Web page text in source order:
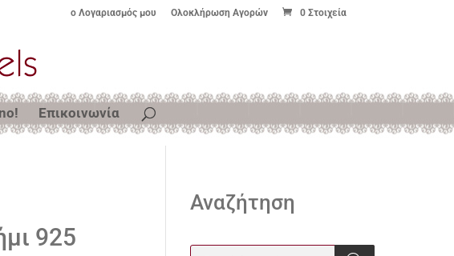
ο Λογαριασμός μου Ολοκλήρωση Αγορών 0 Στοιχεία
Επικοινωνία
925
Αναζήτηση
Products